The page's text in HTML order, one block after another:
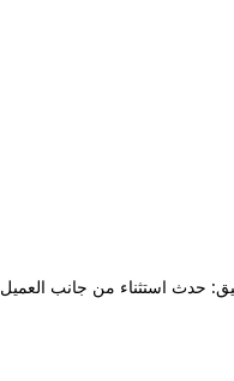
حدث استثناء من جانب العميل